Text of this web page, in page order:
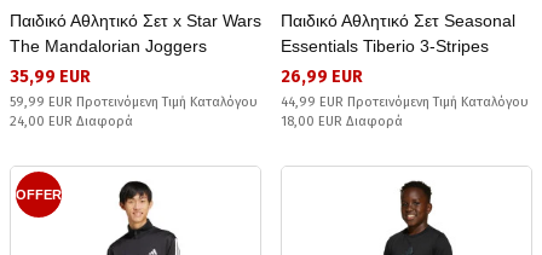
Παιδικό Αθλητικό Σετ x Star Wars
The Mandalorian Joggers
35,99 EUR
59,99 EUR Προτεινόμενη Τιμή Καταλόγου
24,00 EUR Διαφορά
Παιδικό Αθλητικό Σετ Seasonal
Essentials Tiberio 3-Stripes
26,99 EUR
44,99 EUR Προτεινόμενη Τιμή Καταλόγου
18,00 EUR Διαφορά
OFFER